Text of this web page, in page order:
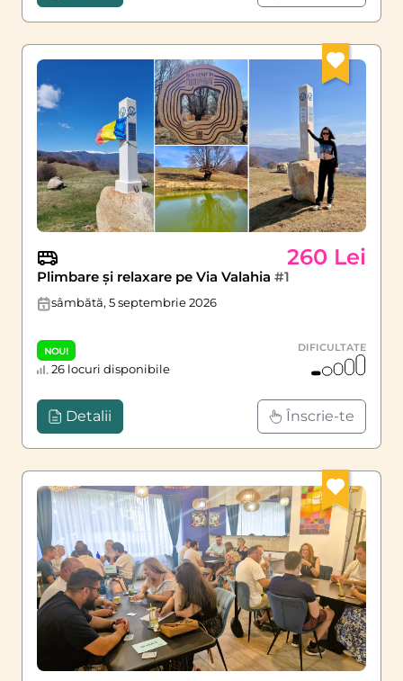
260 Lei
Plimbare și relaxare pe Via Valahia #1
sâmbătă, 5 septembrie 2026
NOU!
26 locuri disponibile
DIFICULTATE
Detalii Înscrie-te